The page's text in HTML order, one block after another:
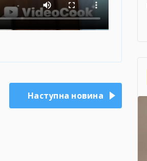
Наступна новина